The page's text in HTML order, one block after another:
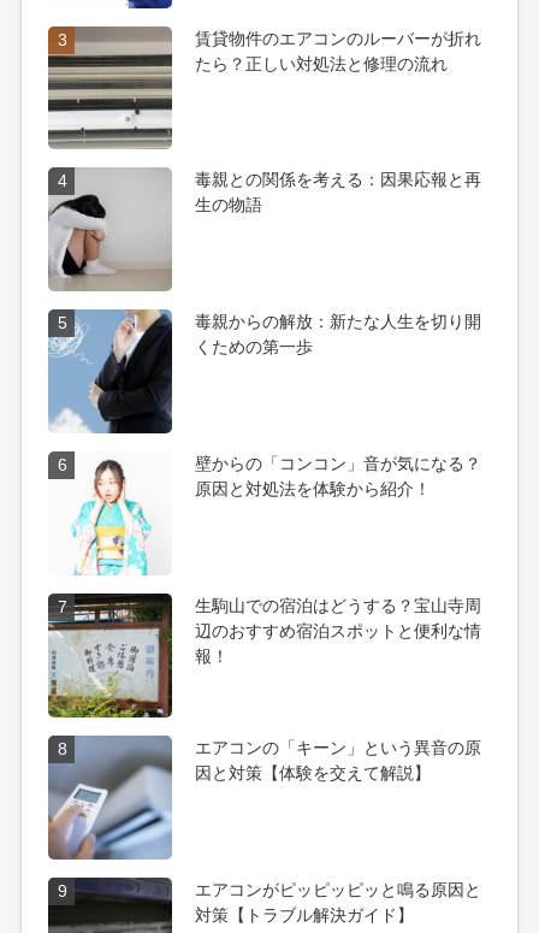
3
賃貸物件のエアコンのルーバーが折れ
たら？正しい対処法と修理の流れ
4
毒親との関係を考える：因果応報と再
生の物語
5
毒親からの解放：新たな人生を切り開
くための第一歩
6
壁からの「コンコン」音が気になる？
原因と対処法を体験から紹介！
7
生駒山での宿泊はどうする？宝山寺周
辺のおすすめ宿泊スポットと便利な情
報！
8
エアコンの「キーン」という異音の原
因と対策【体験を交えて解説】
9
エアコンがピッピッピッと鳴る原因と
対策【トラブル解決ガイド】